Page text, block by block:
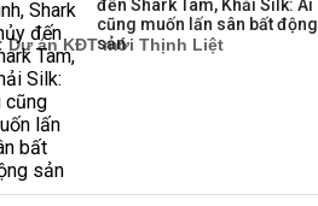
đến Shark Tam, Khải Silk: Ai
cũng muốn lấn sân bất động
sản